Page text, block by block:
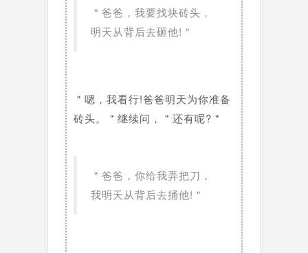
＂爸爸，我要找块砖头，
明天从背后去砸他!＂
＂嗯，我看行!爸爸明天为你准备
砖头。＂继续问，＂还有呢?＂
＂爸爸，你给我弄把刀，
我明天从背后去捅他!＂